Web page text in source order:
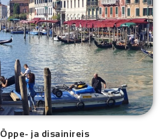
Õppe- ja disainireis